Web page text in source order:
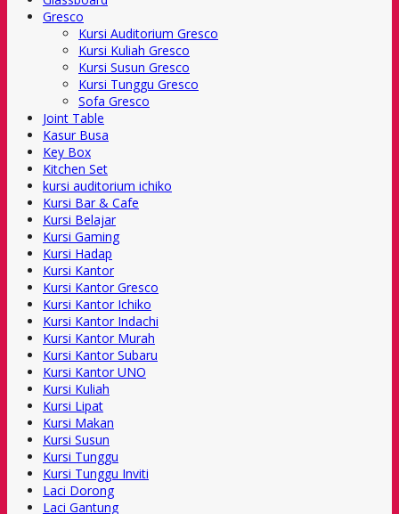
Gresco
Kursi Auditorium Gresco
Kursi Kuliah Gresco
Kursi Susun Gresco
Kursi Tunggu Gresco
Sofa Gresco
Joint Table
Kasur Busa
Key Box
Kitchen Set
kursi auditorium ichiko
Kursi Bar & Cafe
Kursi Belajar
Kursi Gaming
Kursi Hadap
Kursi Kantor
Kursi Kantor Gresco
Kursi Kantor Ichiko
Kursi Kantor Indachi
Kursi Kantor Murah
Kursi Kantor Subaru
Kursi Kantor UNO
Kursi Kuliah
Kursi Lipat
Kursi Makan
Kursi Susun
Kursi Tunggu
Kursi Tunggu Inviti
Laci Dorong
Laci Gantung